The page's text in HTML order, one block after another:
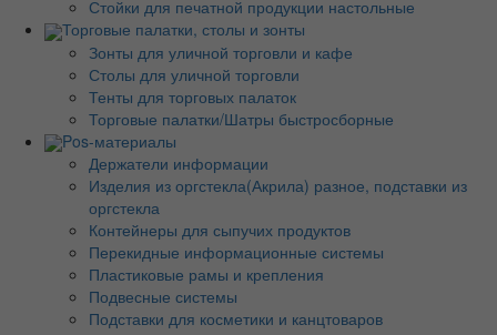
Стойки для печатной продукции настольные
Торговые палатки, столы и зонты
Зонты для уличной торговли и кафе
Столы для уличной торговли
Тенты для торговых палаток
Торговые палатки/Шатры быстросборные
Pos-материалы
Держатели информации
Изделия из оргстекла(Акрила) разное, подставки из
оргстекла
Контейнеры для сыпучих продуктов
Перекидные информационные системы
Пластиковые рамы и крепления
Подвесные системы
Подставки для косметики и канцтоваров